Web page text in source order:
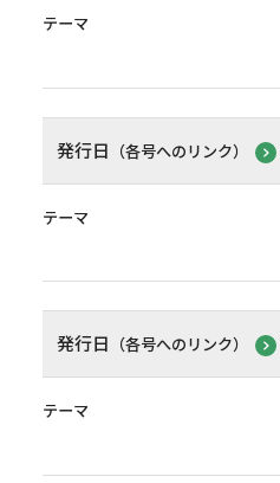
テーマ
発行日 （各号へのリンク）
テーマ
発行日 （各号へのリンク）
テーマ